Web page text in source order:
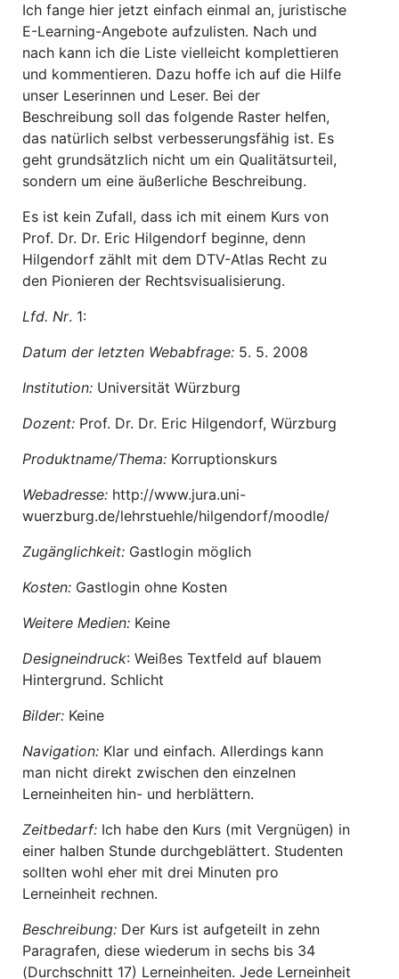
Ich fange hier jetzt einfach einmal an, juristische
E-Learning-Angebote aufzulisten. Nach und
nach kann ich die Liste vielleicht komplettieren
und kommentieren. Dazu hoffe ich auf die Hilfe
unser Leserinnen und Leser. Bei der
Beschreibung soll das folgende Raster helfen,
das natürlich selbst verbesserungsfähig ist. Es
geht grundsätzlich nicht um ein Qualitätsurteil,
sondern um eine äußerliche Beschreibung.
Es ist kein Zufall, dass ich mit einem Kurs von
Prof. Dr. Dr. Eric Hilgendorf beginne, denn
Hilgendorf zählt mit dem DTV-Atlas Recht zu
den Pionieren der Rechtsvisualisierung.
Lfd. Nr. 1:
Datum der letzten Webabfrage: 5. 5. 2008
Institution: Universität Würzburg
Dozent: Prof. Dr. Dr. Eric Hilgendorf, Würzburg
Produktname/Thema: Korruptionskurs
Webadresse: http://www.jura.uni-
wuerzburg.de/lehrstuehle/hilgendorf/moodle/
Zugänglichkeit: Gastlogin möglich
Kosten: Gastlogin ohne Kosten
Weitere Medien: Keine
Designeindruck: Weißes Textfeld auf blauem
Hintergrund. Schlicht
Bilder: Keine
Navigation: Klar und einfach. Allerdings kann
man nicht direkt zwischen den einzelnen
Lerneinheiten hin- und herblättern.
Zeitbedarf: Ich habe den Kurs (mit Vergnügen) in
einer halben Stunde durchgeblättert. Studenten
sollten wohl eher mit drei Minuten pro
Lerneinheit rechnen.
Beschreibung: Der Kurs ist aufgeteilt in zehn
Paragrafen, diese wiederum in sechs bis 34
(Durchschnitt 17) Lerneinheiten. Jede Lerneinheit